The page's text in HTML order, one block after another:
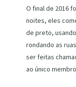
O final de 2016
noites, eles
de preto,
rondando as
ser feitas
ao único